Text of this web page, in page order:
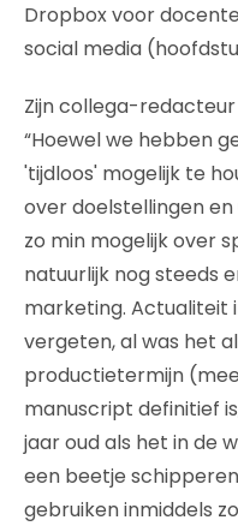
Dropbox voor
social media
Zijn collega-
“Hoewel we hebben
'tijdloos' mogelijk te
over doelstellingen
zo min mogelijk over
natuurlijk nog steeds
marketing. Actualiteit
vergeten, al was het
productietermijn
manuscript definitief
jaar oud als het in de
een beetje
gebruiken inmiddels